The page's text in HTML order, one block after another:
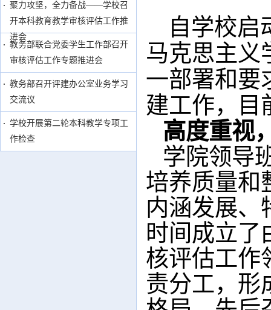
聚力攻坚，全力备战——学校召
开本科教育教学审核评估工作推
进会
教务部联合党委学生工作部召开
审核评估工作专题推进会
教务部召开评建办公室业务学习
交流议
学校开展第二轮本科教学专项工
作检查
自学校
马克思主义
一部署和要
建工作，目
高度重视
学院领导
培养质量和
内涵发展、
时间成立了
核评估工作
责分工，形